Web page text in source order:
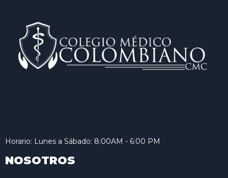
Horario: Lunes a Sábado: 8:00AM - 6:00 PM
NOSOTROS